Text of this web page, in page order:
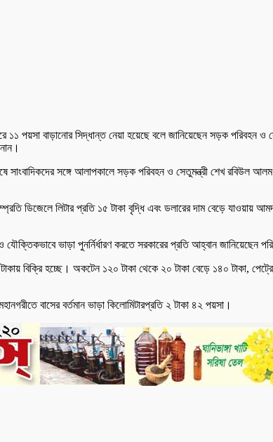
১১ পয়সা বাড়ানোর সিদ্ধান্ত নেয়া হয়েছে বলে জানিয়েছেন সড়ক পরিবহন
সাংবাদিকদের সঙ্গে আলাপকালে সড়ক পরিবহন ও সেতুমন্ত্রী শেখ রবিউল
ডিজেলে লিটার প্রতি ১৫ টাকা বৃদ্ধি এবং ডলারের দাম বেড়ে যাওয়ায়
ভাড়া পুনর্নির্ধারণ করতে সরকারের প্রতি আহ্বান জানিয়েছেন
বিক্রি হচ্ছে। অকটেন ১২০ টাকা থেকে ২০ টাকা বেড়ে ১৪০ টাকা,
বাসের বর্তমান ভাড়া কিলোমিটারপ্রতি ২ টাকা ৪২ পয়সা।